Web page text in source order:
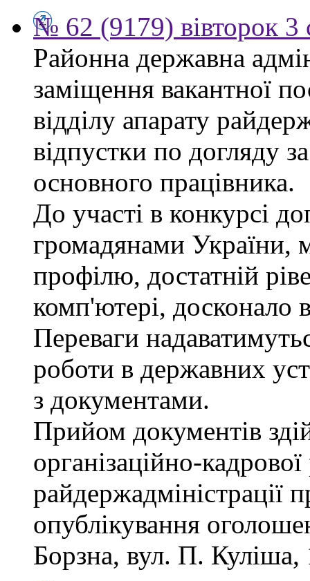
№ 62 (9179) вівторок 3
Районна державна
заміщення вакантної
відділу апарату
відпустки по догляду
основного працівника.
До участі в конкурсі
громадянами України,
профілю, достатній
комп'ютері, досконало
Переваги
роботи в державних
з документами.
Прийом документів
організаційно-
райдержадміністрації
опублікування
Борзна, вул. П.